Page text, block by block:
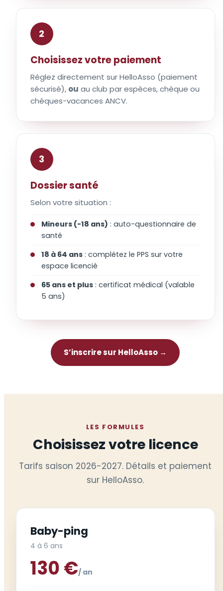
2
Choisissez votre paiement
Réglez directement sur HelloAsso (paiement
sécurisé), ou au club par espèces, chèque ou
chèques-vacances ANCV.
3
Dossier santé
Selon votre situation :
Mineurs (-18 ans) : auto-questionnaire de
santé
18 à 64 ans: complétez le PPS sur votre
espace licencié
65 ans et plus: certificat médical (valable
5 ans)
S’inscrire sur HelloAsso →
LES FORMULES
Choisissez votre licence
Tarifs saison 2026-2027. Détails et paiement
sur HelloAsso.
Baby-ping
4 à 6 ans
130 €/ an